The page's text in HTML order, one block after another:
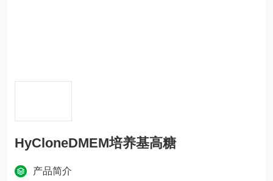
HyCloneDMEM培养基高糖
产品简介